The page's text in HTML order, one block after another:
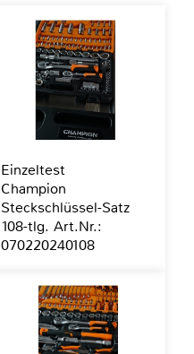
Einzeltest
Champion
Steckschlüssel-Satz
108-tlg. Art.Nr.:
070220240108